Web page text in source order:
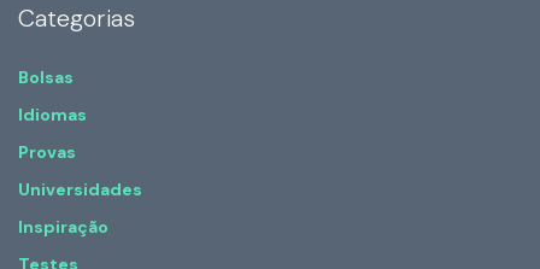
Categorias
Bolsas
Idiomas
Provas
Universidades
Inspiração
Testes